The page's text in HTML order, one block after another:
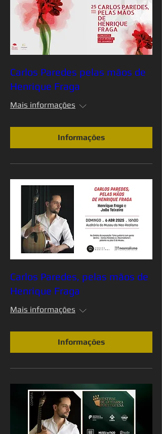
Carlos Paredes pelas mãos de
Henrique Fraga
Mais informações
Informações
Carlos Paredes, pelas mãos de
Henrique Fraga
Mais informações
Informações